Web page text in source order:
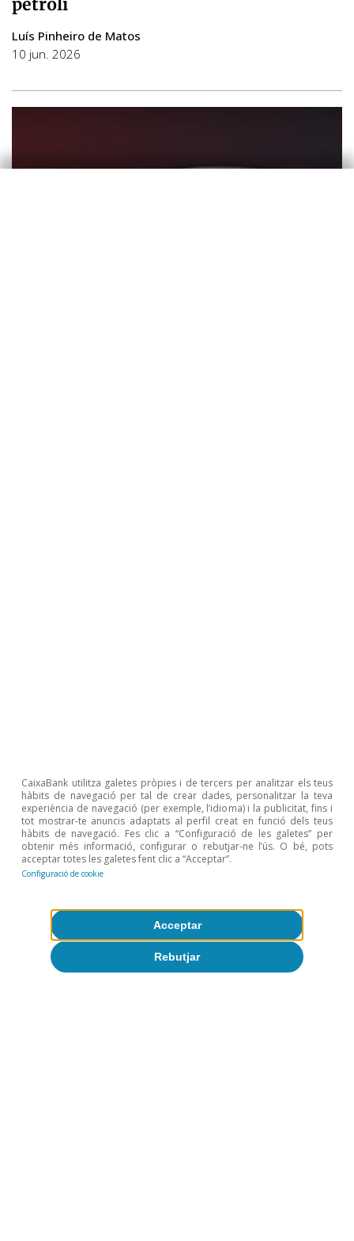
CaixaBank utilitza galetes pròpies i de tercers per analitzar els teus
hàbits de navegació per tal de crear dades, personalitzar la teva
experiència de navegació (per exemple, l’idioma) i la publicitat, fins i
tot mostrar-te anuncis adaptats al perfil creat en funció dels teus
hàbits de navegació. Fes clic a “Configuració de les galetes” per
obtenir més informació, configurar o rebutjar-ne l’ús. O bé, pots
acceptar totes les galetes fent clic a “Acceptar”.
Configuració de cookie
Rebutjar
Acceptar
Luís Pinheiro de Matos
10 jun. 2026
desconegut
Luís Pinheiro de Matos
14 abr. 2026